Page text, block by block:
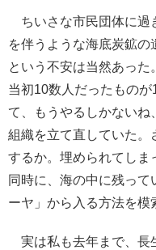
ちいさな市民団体に過
を伴うような海底炭鉱の
という不安は当然あっ
当初10数人だったもの
て、もうやるしかないね
組織を立て直していた。
するか。埋められてしま
同時に、海の中に残っ
ーヤ」から入る方法を模
実は私も去年まで、長